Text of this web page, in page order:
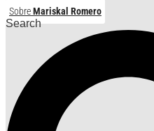
SobreMariskal Romero
Search